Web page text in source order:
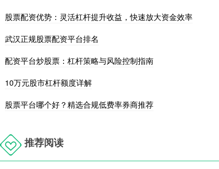
股票配资优势：灵活杠杆提升收益，快速放大资金效率
武汉正规股票配资平台排名
配资平台炒股票：杠杆策略与风险控制指南
10万元股市杠杆额度详解
股票平台哪个好？精选合规低费率券商推荐
推荐阅读